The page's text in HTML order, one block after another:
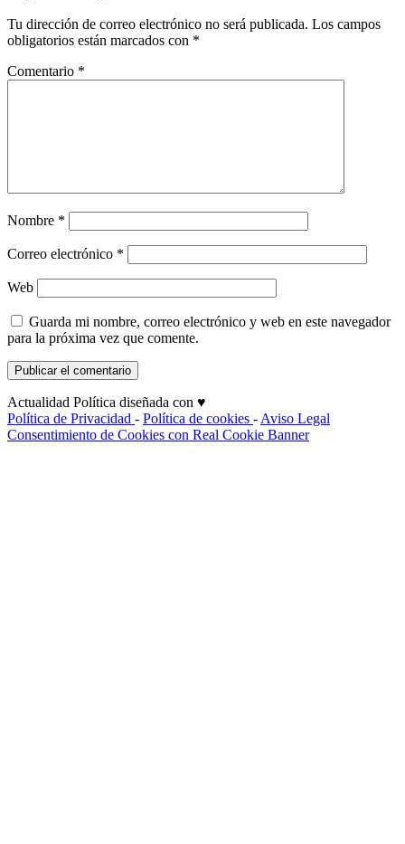
Tu dirección de correo electrónico no será publicada. Los campos
obligatorios están marcados con *
Comentario *
Nombre *
Correo electrónico *
Web
Guarda mi nombre, correo electrónico y web en este navegador
para la próxima vez que comente.
Actualidad Política diseñada con ♥
Política de Privacidad - Política de cookies - Aviso Legal
Consentimiento de Cookies con Real Cookie Banner